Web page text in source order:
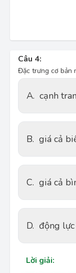
Câu 4:
Đặc trưng cơ bản
A. cạnh
B. giá cả
C. giá cả
D. động
Lời giải: